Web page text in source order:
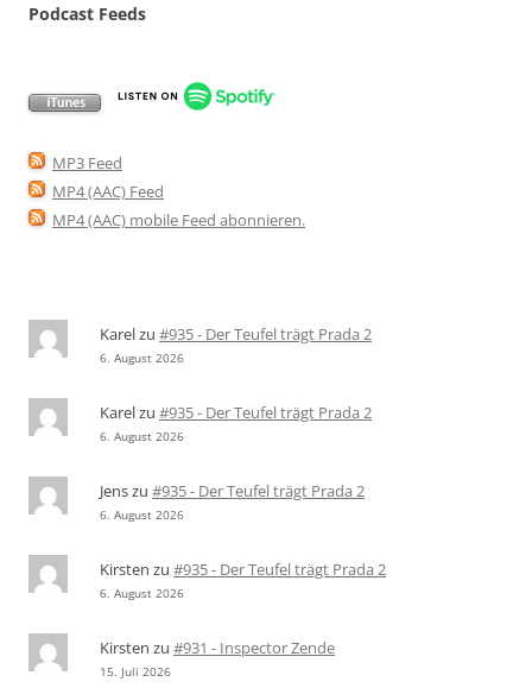
Podcast Feeds
MP3 Feed
MP4 (AAC) Feed
MP4 (AAC) mobile Feed abonnieren.
Karelzu #935 - Der Teufel trägt Prada 2
6. August 2026
Karelzu #935 - Der Teufel trägt Prada 2
6. August 2026
Jenszu #935 - Der Teufel trägt Prada 2
6. August 2026
Kirsten zu #935 - Der Teufel trägt Prada 2
6. August 2026
Kirsten zu #931 - Inspector Zende
15. Juli 2026